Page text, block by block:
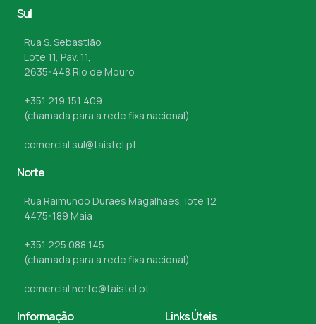
Sul
Rua S. Sebastião
Lote 11, Pav. 11,
2635-448 Rio de Mouro
+351 219 151 409
(chamada para a rede fixa nacional)
comercial.sul@taistel.pt
Norte
Rua Raimundo Durães Magalhães, lote 12
4475-189 Maia
+351 225 088 145
(chamada para a rede fixa nacional)
comercial.norte@taistel.pt
Informação Links Úteis